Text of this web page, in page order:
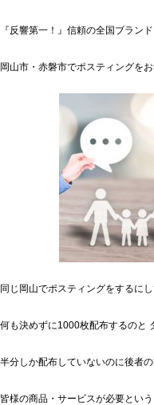
『反響第一！』信頼の全国ブランド
岡山市・赤磐市でポスティングを
同じ岡山でポスティングをするにし
何も決めずに1000枚配布するのと
半分しか配布していないのに後者
皆様の商品・サービスが必要とい